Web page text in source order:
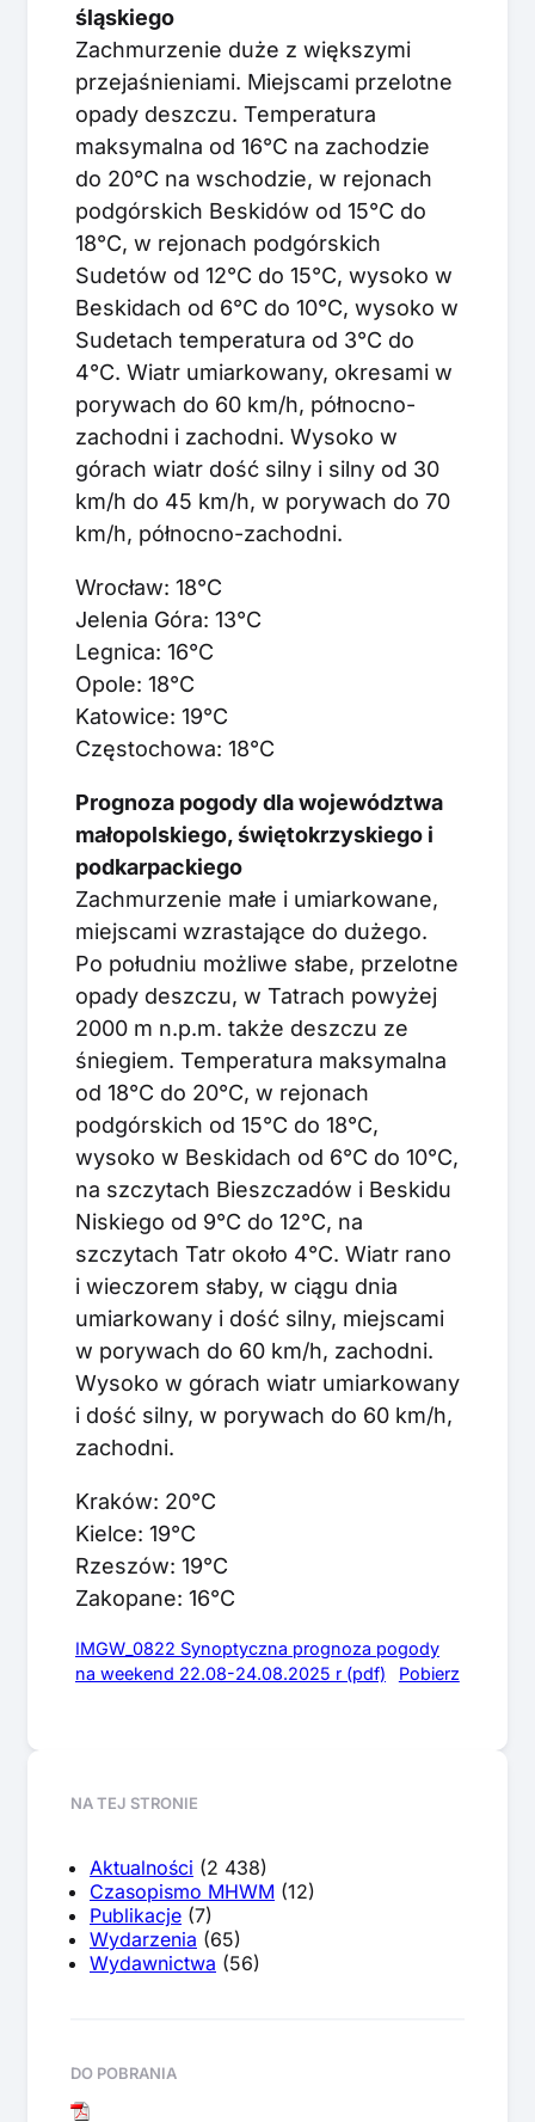
śląskiego
Zachmurzenie duże z większymi
przejaśnieniami. Miejscami przelotne
opady deszczu. Temperatura
maksymalna od 16°C na zachodzie
do 20°C na wschodzie, w rejonach
podgórskich Beskidów od 15°C do
18°C, w rejonach podgórskich
Sudetów od 12°C do 15°C, wysoko w
Beskidach od 6°C do 10°C, wysoko w
Sudetach temperatura od 3°C do
4°C. Wiatr umiarkowany, okresami w
porywach do 60 km/h, północno-
zachodni i zachodni. Wysoko w
górach wiatr dość silny i silny od 30
km/h do 45 km/h, w porywach do 70
km/h, północno-zachodni.
Wrocław: 18°C
Jelenia Góra: 13°C
Legnica: 16°C
Opole: 18°C
Katowice: 19°C
Częstochowa: 18°C
Prognoza pogody dla województwa
małopolskiego, świętokrzyskiego i
podkarpackiego
Zachmurzenie małe i umiarkowane,
miejscami wzrastające do dużego.
Po południu możliwe słabe, przelotne
opady deszczu, w Tatrach powyżej
2000 m n.p.m. także deszczu ze
śniegiem. Temperatura maksymalna
od 18°C do 20°C, w rejonach
podgórskich od 15°C do 18°C,
wysoko w Beskidach od 6°C do 10°C,
na szczytach Bieszczadów i Beskidu
Niskiego od 9°C do 12°C, na
szczytach Tatr około 4°C. Wiatr rano
i wieczorem słaby, w ciągu dnia
umiarkowany i dość silny, miejscami
w porywach do 60 km/h, zachodni.
Wysoko w górach wiatr umiarkowany
i dość silny, w porywach do 60 km/h,
zachodni.
Kraków: 20°C
Kielce: 19°C
Rzeszów: 19°C
Zakopane: 16°C
IMGW_0822 Synoptyczna prognoza pogody
na weekend 22.08-24.08.2025 r (pdf)
Pobierz
NA TEJ STRONIE
Aktualności (2 438)
Czasopismo MHWM (12)
Publikacje (7)
Wydarzenia (65)
Wydawnictwa (56)
DO POBRANIA